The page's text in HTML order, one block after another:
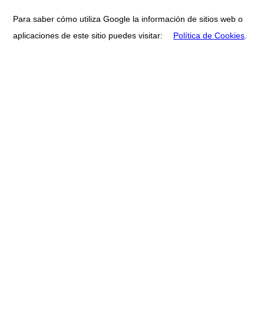
Para saber cómo utiliza Google la información de sitios web o
aplicaciones de este sitio puedes visitar:
Política de Cookies.